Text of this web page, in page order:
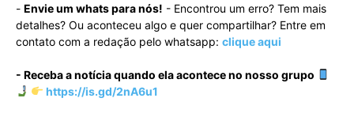
- Envie um whats para nós! - Encontrou um erro? Tem mais
detalhes? Ou aconteceu algo e quer compartilhar? Entre em
contato com a redação pelo whatsapp: clique aqui
- Receba a notícia quando ela acontece no nosso grupo
https://is.gd/2nA6u1